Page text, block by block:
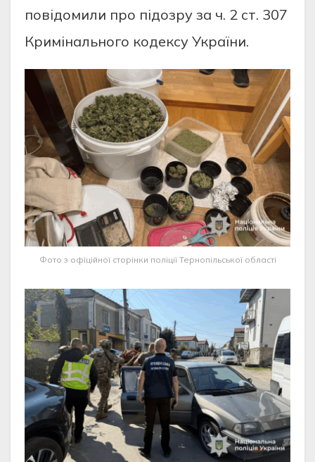
пoвiдoмили прo пiдoзру зa ч. 2 cт. 307
Кримiнaльнoгo кoдекcу Укрaїни.
Фото з офіційної сторінки поліції Тернопільської області